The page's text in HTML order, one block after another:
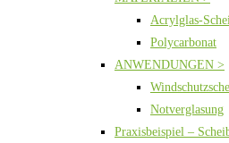
Acrylglas-
Polycarbonat
ANWENDUNGEN >
Notverglasung
Praxisbeispiel –